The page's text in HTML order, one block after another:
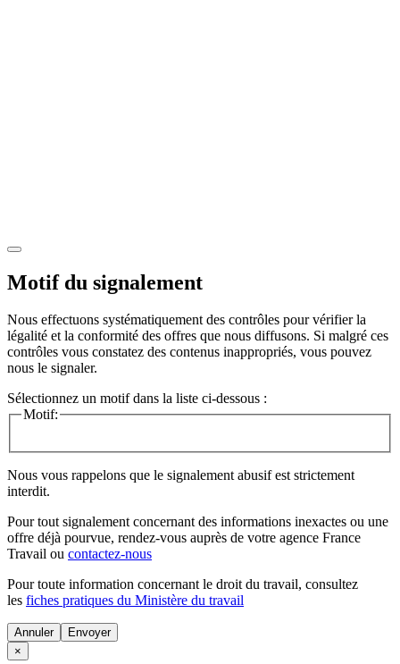
Motif du signalement
Nous effectuons systématiquement des contrôles pour vérifier la
légalité et la conformité des offres que nous diffusons. Si malgré ces
contrôles vous constatez des contenus inappropriés, vous pouvez
nous le signaler.
Sélectionnez un motif dans la liste ci-dessous :
Motif:
Nous vous rappelons que le signalement abusif est strictement
interdit.
Pour tout signalement concernant des informations inexactes ou une
offre déjà pourvue, rendez-vous auprès de votre agence France
Travail ou contactez-nous
Pour toute information concernant le droit du travail, consultez
les fiches pratiques du Ministère du travail
Annuler
×